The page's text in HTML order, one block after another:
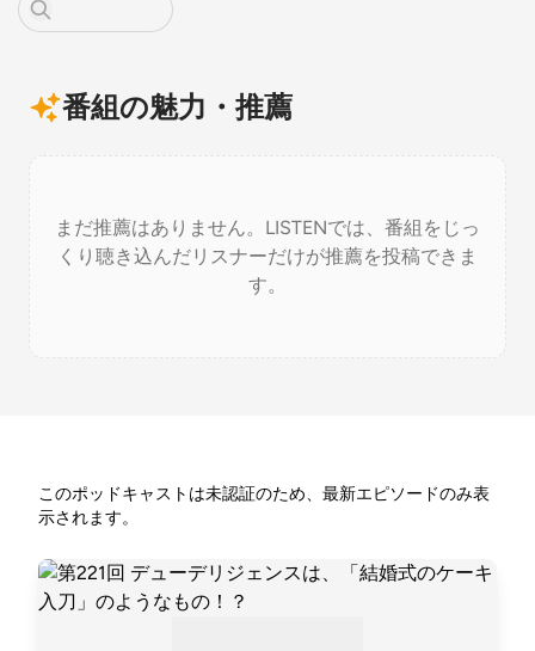
番組の魅力・推薦
まだ推薦はありません。LISTENでは、番組をじっ
くり聴き込んだリスナーだけが推薦を投稿できま
す。
このポッドキャストは未認証のため、最新エピソードのみ表
示されます。